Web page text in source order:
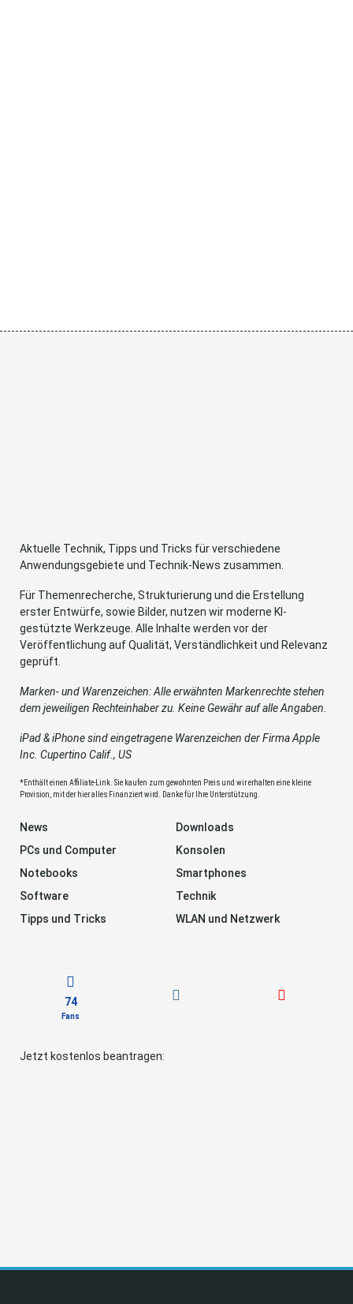
Aktuelle Technik, Tipps und Tricks für verschiedene
Anwendungsgebiete und Technik-News zusammen.
Für Themenrecherche, Strukturierung und die Erstellung
erster Entwürfe, sowie Bilder, nutzen wir moderne KI-
gestützte Werkzeuge. Alle Inhalte werden vor der
Veröffentlichung auf Qualität, Verständlichkeit und Relevanz
geprüft.
Marken- und Warenzeichen: Alle erwähnten Markenrechte stehen
dem jeweiligen Rechteinhaber zu. Keine Gewähr auf alle Angaben.
iPad & iPhone sind eingetragene Warenzeichen der Firma Apple
Inc. Cupertino Calif., US
*Enthält einen Affiliate-Link. Sie kaufen zum gewohnten Preis und wir erhalten eine kleine
Provision, mit der hier alles Finanziert wird. Danke für Ihre Unterstützung.
News
Downloads
PCs und Computer
Konsolen
Notebooks
Smartphones
Software
Technik
Tipps und Tricks
WLAN und Netzwerk
74
Fans
Jetzt kostenlos beantragen: